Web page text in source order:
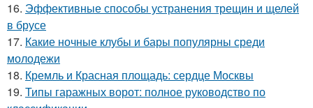
16. Эффективные способы устранения трещин и щелей
в брусе
17. Какие ночные клубы и бары популярны среди
молодежи
18. Кремль и Красная площадь: сердце Москвы
19. Типы гаражных ворот: полное руководство по